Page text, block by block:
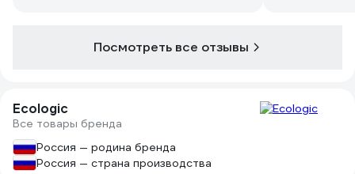
Посмотреть все отзывы
Ecologic
Все товары бренда
Россия — родина бренда
Россия — страна производства